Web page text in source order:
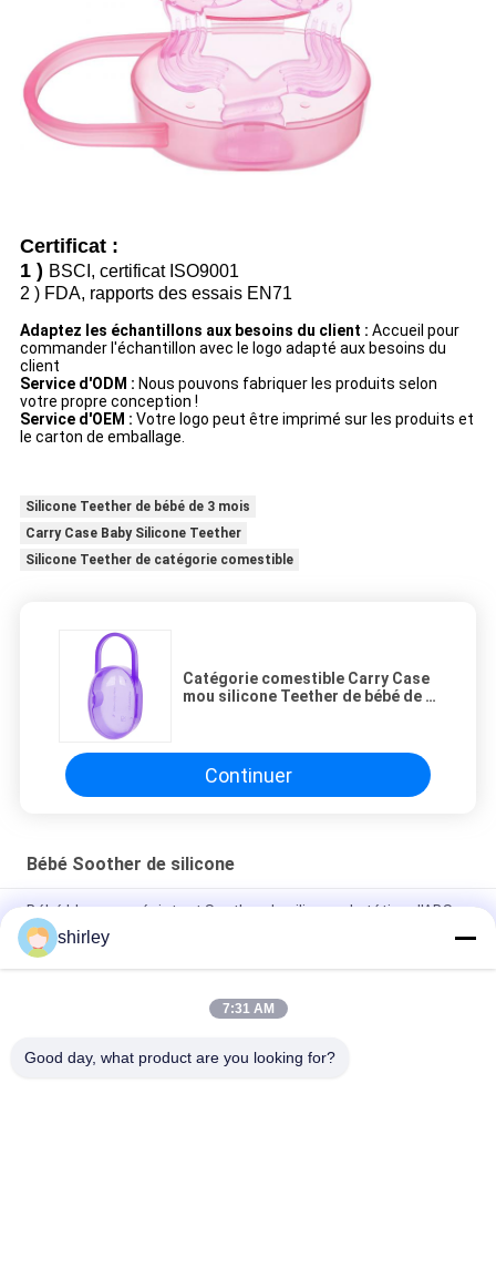
Certificat :
1 ) BSCI, certificat ISO9001
2 ) FDA, rapports des essais EN71
Adaptez les échantillons aux besoins du client : Accueil pour
commander l'échantillon avec le logo adapté aux besoins du
client
Service d'ODM : Nous pouvons fabriquer les produits selon
votre propre conception !
Service d'OEM : Votre logo peut être imprimé sur les produits et
le carton de emballage.
Silicone Teether de bébé de 3 mois
Carry Case Baby Silicone Teether
Silicone Teether de catégorie comestible
Catégorie comestible Carry Case
mou silicone Teether de bébé de 3
Continuer
Bébé Soother de silicone
Bébé bleu rose résistant Soother de silicone de tétine d'ABS
de larme
Tétine liquide inodore de Soothie de bébé en caoutchouc de
shirley
7:31 AM
Good day, what product are you looking for?